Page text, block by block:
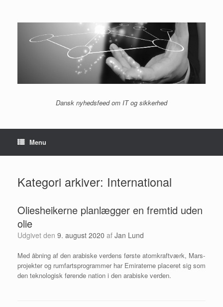
indhold
Dansk nyhedsfeed om IT og sikkerhed
Menu
Kategori arkiver: International
Oliesheikerne planlægger en fremtid uden
olie
Udgivet den 9. august 2020 af Jan Lund
Med åbning af den arabiske verdens første atomkraftværk, Mars-
projekter og rumfartsprogrammer har Emiraterne placeret sig som
den teknologisk førende nation i den arabiske verden.